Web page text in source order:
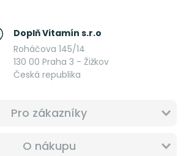
Doplň Vitamín s.r.o
Roháčova 145/14
130 00 Praha 3 - Žižkov
Česká republika
Pro zákazníky
O nákupu